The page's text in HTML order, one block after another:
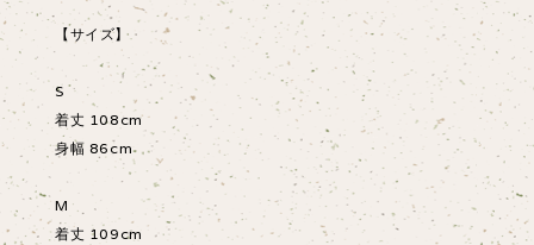
【サイズ】
S
着丈 108cm
身幅 86cm
M
着丈 109cm